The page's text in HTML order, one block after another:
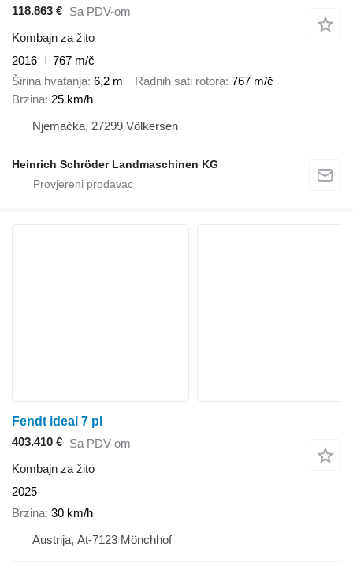
118.863 € Sa PDV-om
Kombajn za žito
2016
767 m/č
Širina hvatanja 6,2 m Radnih sati rotora 767 m/č
Brzina 25 km/h
Njemačka, 27299 Völkersen
Heinrich Schröder Landmaschinen KG
Fendt ideal 7 pl
403.410 € Sa PDV-om
Kombajn za žito
2025
Brzina 30 km/h
Austrija, At-7123 Mönchhof